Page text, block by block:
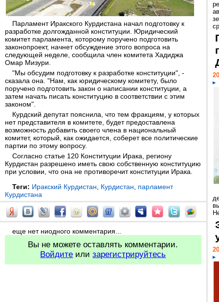
Парламент Иракского Курдистана начал подготовку к
разработке долгожданной конституции. Юридический
комитет парламента, которому поручено подготовить
законопроект, начнет обсуждение этого вопроса на
следующей неделе, сообщила член комитета Хадиджа
Омар Мизури.
"Мы обсудим подготовку к разработке конституции", -
сказала она. "Нам, как юридическому комитету, было
поручено подготовить закон о написании конституции, а
затем начать писать конституцию в соответствии с этим
законом".
Курдский депутат пояснила, что тем фракциям, у которых
нет представителя в комитете, будет предоставлена
возможность добавить своего члена в национальный
комитет, который, как ожидается, соберет все политические
партии по этому вопросу.
Согласно статье 120 Конституции Ирака, региону
Курдистан разрешено иметь свою собственную конституцию
при условии, что она не противоречит конституции Ирака.
Теги: Иракский Курдистан Курдистан
парламент
Курдистана
еще нет ниодного комментария...
Вы не можете оставлять комментарии.
Войдите илизарегистрируйтесь